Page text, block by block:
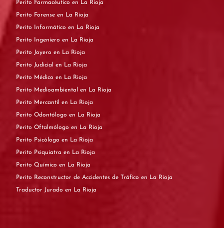
Perito Farmacéutico en La Rioja
Perito Forense en La Rioja
Perito Informático en La Rioja
Perito Ingeniero en La Rioja
Perito Joyero en La Rioja
Perito Judicial en La Rioja
Perito Médico en La Rioja
Perito Medioambiental en La Rioja
Perito Mercantil en La Rioja
Perito Odontólogo en La Rioja
Perito Oftalmólogo en La Rioja
Perito Psicólogo en La Rioja
Perito Psiquiatra en La Rioja
Perito Químico en La Rioja
Perito Reconstructor de Accidentes de Tráfico en La Rioja
Traductor Jurado en La Rioja